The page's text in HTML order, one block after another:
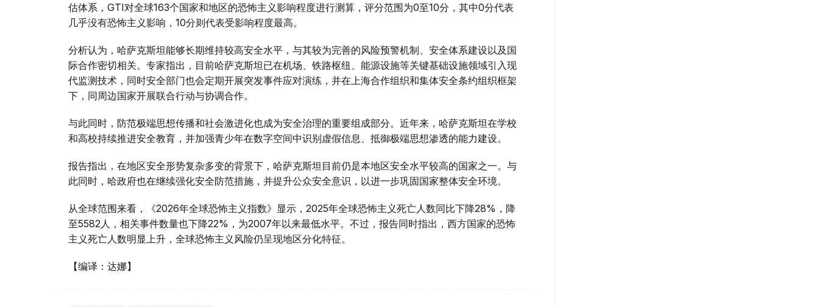
估体系，GTI对全球163个国家和地区的恐怖主义影响程度进行测算，评分范围为0至10分，其中0分代表
几乎没有恐怖主义影响，10分则代表受影响程度最高。
分析认为，哈萨克斯坦能够长期维持较高安全水平，与其较为完善的风险预警机制、安全体系建设以及国
际合作密切相关。专家指出，目前哈萨克斯坦已在机场、铁路枢纽、能源设施等关键基础设施领域引入现
代监测技术，同时安全部门也会定期开展突发事件应对演练，并在上海合作组织和集体安全条约组织框架
下，同周边国家开展联合行动与协调合作。
与此同时，防范极端思想传播和社会激进化也成为安全治理的重要组成部分。近年来，哈萨克斯坦在学校
和高校持续推进安全教育，并加强青少年在数字空间中识别虚假信息、抵御极端思想渗透的能力建设。
报告指出，在地区安全形势复杂多变的背景下，哈萨克斯坦目前仍是本地区安全水平较高的国家之一。与
此同时，哈政府也在继续强化安全防范措施，并提升公众安全意识，以进一步巩固国家整体安全环境。
从全球范围来看，《2026年全球恐怖主义指数》显示，2025年全球恐怖主义死亡人数同比下降28%，降
至5582人，相关事件数量也下降22%，为2007年以来最低水平。不过，报告同时指出，西方国家的恐怖
主义死亡人数明显上升，全球恐怖主义风险仍呈现地区分化特征。
【编译：达娜】